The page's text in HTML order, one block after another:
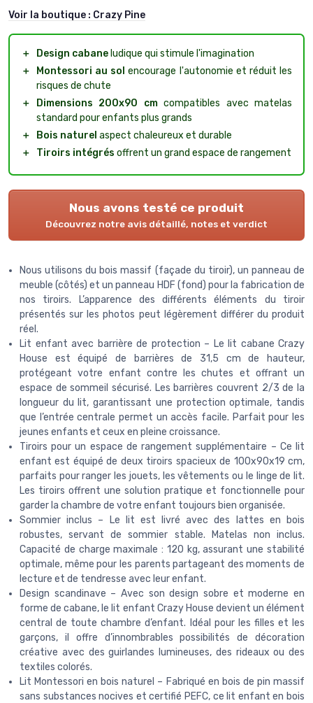
Voir la boutique : Crazy Pine
＋ Design cabane ludique qui stimule l'imagination
＋
Montessori au sol encourage l'autonomie et réduit les
risques de chute
＋
Dimensions 200x90 cmcompatibles avec matelas
standard pour enfants plus grands
＋
Bois naturel aspect chaleureux et durable
＋
Tiroirs intégrés offrent un grand espace de rangement
Nous avons testé ce produit
Découvrez notre avis détaillé, notes et verdict
Nous utilisons du bois massif (façade du tiroir), un panneau de
meuble (côtés) et un panneau HDF (fond) pour la fabrication de
nos tiroirs. L’apparence des différents éléments du tiroir
présentés sur les photos peut légèrement différer du produit
réel.
Lit enfant avec barrière de protection – Le lit cabane Crazy
House est équipé de barrières de 31,5 cm de hauteur,
protégeant votre enfant contre les chutes et offrant un
espace de sommeil sécurisé. Les barrières couvrent 2/3 de la
longueur du lit, garantissant une protection optimale, tandis
que l’entrée centrale permet un accès facile. Parfait pour les
jeunes enfants et ceux en pleine croissance.
Tiroirs pour un espace de rangement supplémentaire – Ce lit
enfant est équipé de deux tiroirs spacieux de 100x90x19 cm,
parfaits pour ranger les jouets, les vêtements ou le linge de lit.
Les tiroirs offrent une solution pratique et fonctionnelle pour
garder la chambre de votre enfant toujours bien organisée.
Sommier inclus – Le lit est livré avec des lattes en bois
robustes, servant de sommier stable. Matelas non inclus.
Capacité de charge maximale : 120 kg, assurant une stabilité
optimale, même pour les parents partageant des moments de
lecture et de tendresse avec leur enfant.
Design scandinave – Avec son design sobre et moderne en
forme de cabane, le lit enfant Crazy House devient un élément
central de toute chambre d’enfant. Idéal pour les filles et les
garçons, il offre d’innombrables possibilités de décoration
créative avec des guirlandes lumineuses, des rideaux ou des
textiles colorés.
Lit Montessori en bois naturel – Fabriqué en bois de pin massif
sans substances nocives et certifié PEFC, ce lit enfant en bois